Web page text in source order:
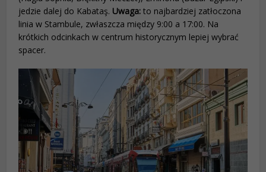
jedzie dalej do Kabataş. Uwaga: to najbardziej zatłoczona
linia w Stambule, zwłaszcza między 9:00 a 17:00. Na
krótkich odcinkach w centrum historycznym lepiej wybrać
spacer.